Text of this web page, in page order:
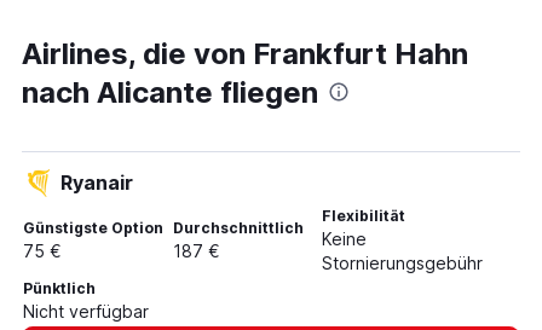
Airlines, die von Frankfurt Hahn
nach Alicante fliegen
Ryanair
Günstigste Option
75 €
Durchschnittlich
187 €
Flexibilität
Keine
Stornierungsgebühr
Pünktlich
Nicht verfügbar